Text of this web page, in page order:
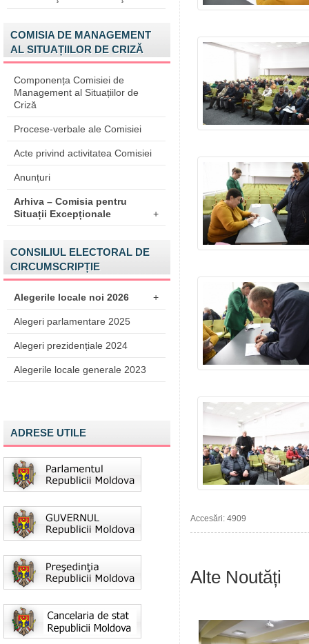
COMISIA DE MANAGEMENT
AL SITUAȚIILOR DE CRIZĂ
Componența Comisiei de
Management al Situațiilor de
Criză
Procese-verbale ale Comisiei
Acte privind activitatea Comisiei
Anunțuri
Arhiva – Comisia pentru
Situații Excepționale
+
CONSILIUL ELECTORAL DE
CIRCUMSCRIPȚIE
Alegerile locale noi 2026 +
Alegeri parlamentare 2025
Alegeri prezidențiale 2024
Alegerile locale generale 2023
ADRESE UTILE
Accesări: 4909
Alte Noutăți